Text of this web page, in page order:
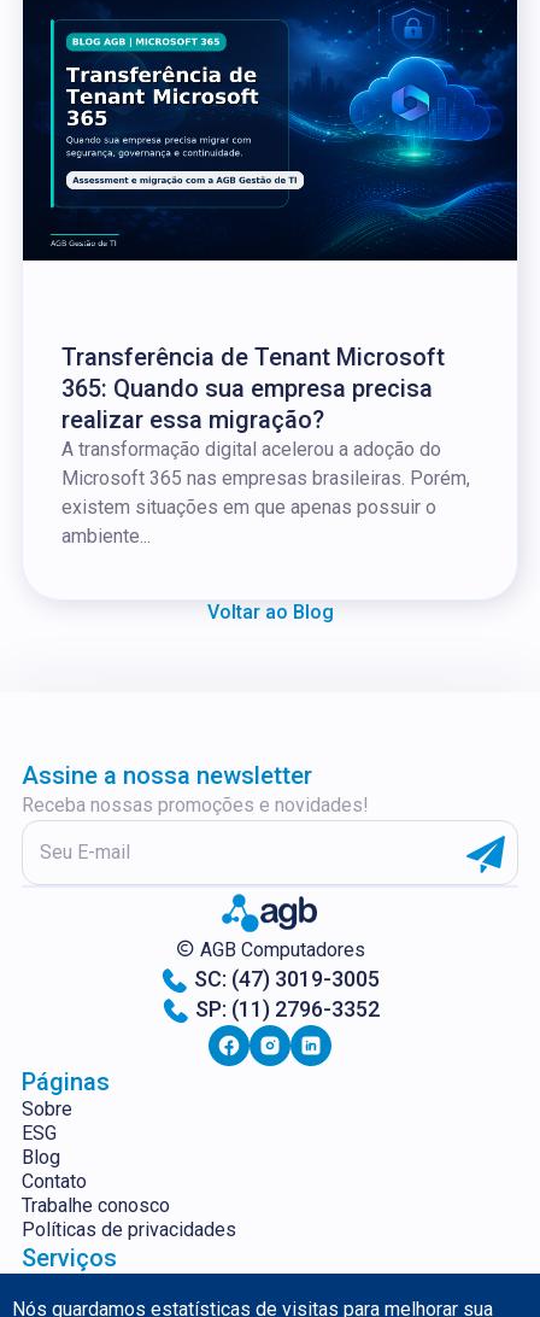
Transferência de Tenant Microsoft
365: Quando sua empresa precisa
realizar essa migração?
A transformação digital acelerou a adoção do
Microsoft 365 nas empresas brasileiras. Porém,
existem situações em que apenas possuir o
ambiente...
Voltar ao Blog
Assine a nossa newsletter
Receba nossas promoções e novidades!
AGB Computadores
SC: (47) 3019-3005
SP: (11) 2796-3352
Páginas
Sobre
ESG
Blog
Contato
Trabalhe conosco
Políticas de privacidades
Serviços
Aluguel e Venda de
Informação
Nós guardamos estatísticas de visitas para melhorar sua